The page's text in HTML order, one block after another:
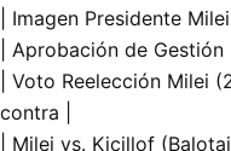
| Imagen Presidente
| Aprobación de
| Voto Reelección Milei
contra |
| Milei vs. Kicillof